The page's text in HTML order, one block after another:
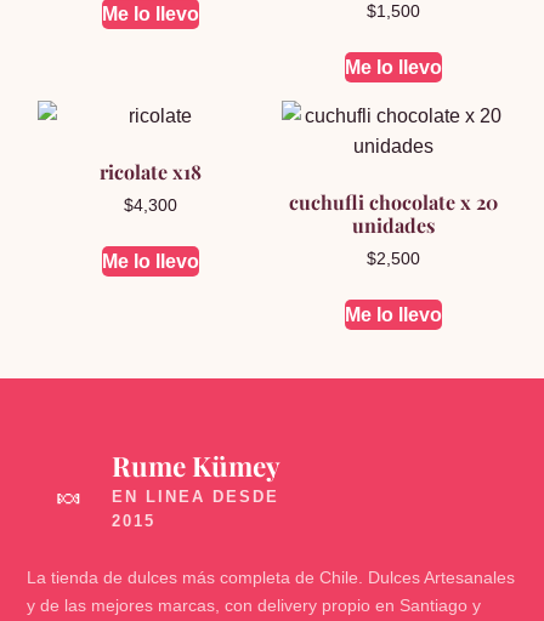
Me lo llevo $1,500
Me lo llevo
ricolate x18
$4,300
Me lo llevo
cuchufli chocolate x 20
unidades
$2,500
Me lo llevo
🍬
Rume Kümey
La tienda de dulces más completa de Chile. Dulces Artesanales
y de las mejores marcas, con delivery propio en Santiago y